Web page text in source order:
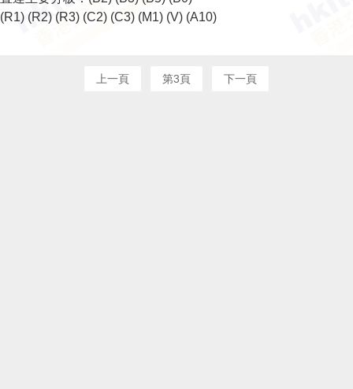
(R1) (R2) (R3) (C2) (C3) (M1) (V) (A10)
上一頁 第3頁 下一頁